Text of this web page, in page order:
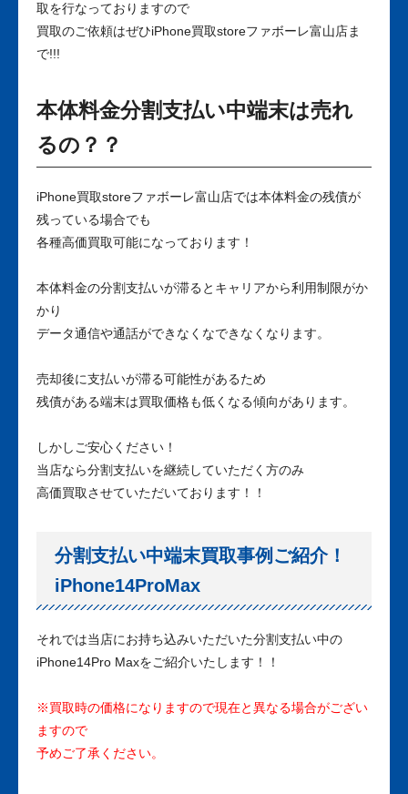
取を行なっておりますので
買取のご依頼はぜひiPhone買取storeファボーレ富山店ま
で!!!
本体料金分割支払い中端末は売れ
るの？？
iPhone買取storeファボーレ富山店では本体料金の残債が
残っている場合でも
各種高価買取可能になっております！
本体料金の分割支払いが滞るとキャリアから利用制限がか
かり
データ通信や通話ができなくなできなくなります。
売却後に支払いが滞る可能性があるため
残債がある端末は買取価格も低くなる傾向があります。
しかしご安心ください！
当店なら分割支払いを継続していただく方のみ
高価買取させていただいております！！
分割支払い中端末買取事例ご紹介！
iPhone14ProMax
それでは当店にお持ち込みいただいた分割支払い中の
iPhone14Pro Maxをご紹介いたします！！
※買取時の価格になりますので現在と異なる場合がござい
ますので
予めご了承ください。